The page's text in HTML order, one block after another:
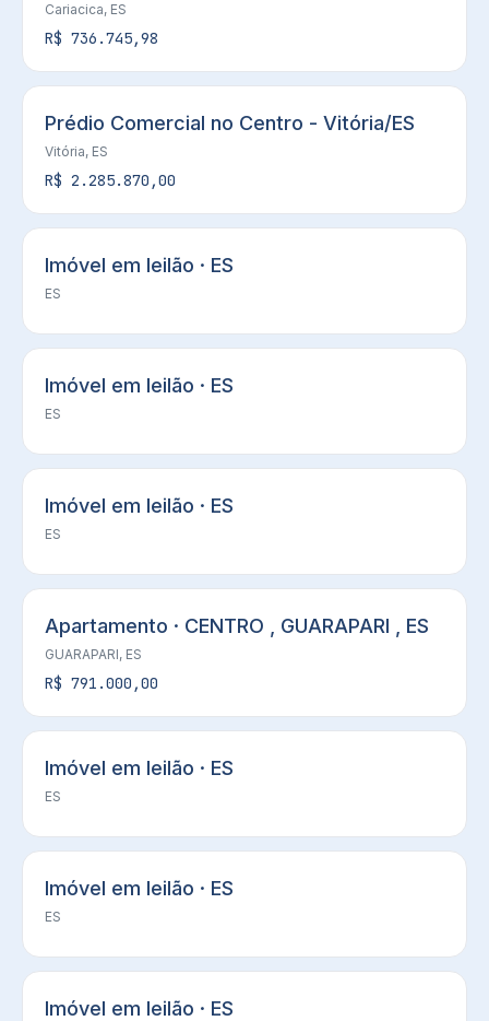
Cariacica, ES
R$ 736.745,98
Prédio Comercial no Centro - Vitória/ES
Vitória, ES
R$ 2.285.870,00
Imóvel em leilão · ES
ES
Imóvel em leilão · ES
ES
Imóvel em leilão · ES
ES
Apartamento · CENTRO , GUARAPARI , ES
GUARAPARI, ES
R$ 791.000,00
Imóvel em leilão · ES
ES
Imóvel em leilão · ES
ES
Imóvel em leilão · ES